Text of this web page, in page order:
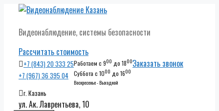
Перейти
содержимому
Видеонаблюдение, системы безопасности
Рассчитать стоимость
+7 (843) 20 333 25
+7 (967) 36 395 04
Работаем с 900 до 1800
Суббота с 1000 до 1600
Воскресенье - Выходной
Заказать звонок
г. Казань
ул. Ак. Лаврентьева, 10